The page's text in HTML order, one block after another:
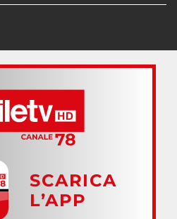
SCARICA
L’APP